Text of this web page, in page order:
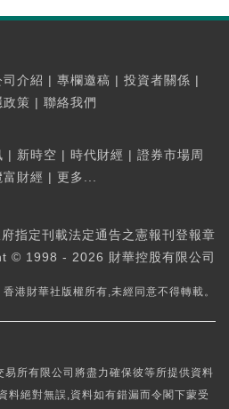
司介紹 | 專欄邀稿 | 投資者關係 |
政策 | 聯絡我們
| 新時空 | 時代財經 | 證券市場周
富財經 | 更多...
指定刊載法定通告之憲報刊登報章
© 1998 - 2026 財華控股有限公司
香港財華社版權所有,未經同意不得轉載。
所有限公司將盡力確保彼等所提供資料
料絕對無誤,資料如有錯漏而令閣下蒙受